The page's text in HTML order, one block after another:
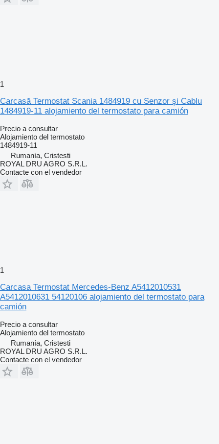
1
Carcasă Termostat Scania 1484919 cu Senzor și Cablu
1484919-11 alojamiento del termostato para camión
Precio a consultar
Alojamiento del termostato
1484919-11
Rumanía, Cristesti
ROYAL DRU AGRO S.R.L.
Contacte con el vendedor
1
Carcasa Termostat Mercedes-Benz A5412010531
A5412010631 54120106 alojamiento del termostato para
camión
Precio a consultar
Alojamiento del termostato
Rumanía, Cristesti
ROYAL DRU AGRO S.R.L.
Contacte con el vendedor